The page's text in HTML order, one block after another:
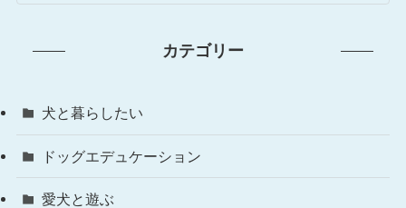
カテゴリー
犬と暮らしたい
ドッグエデュケーション
愛犬と遊ぶ